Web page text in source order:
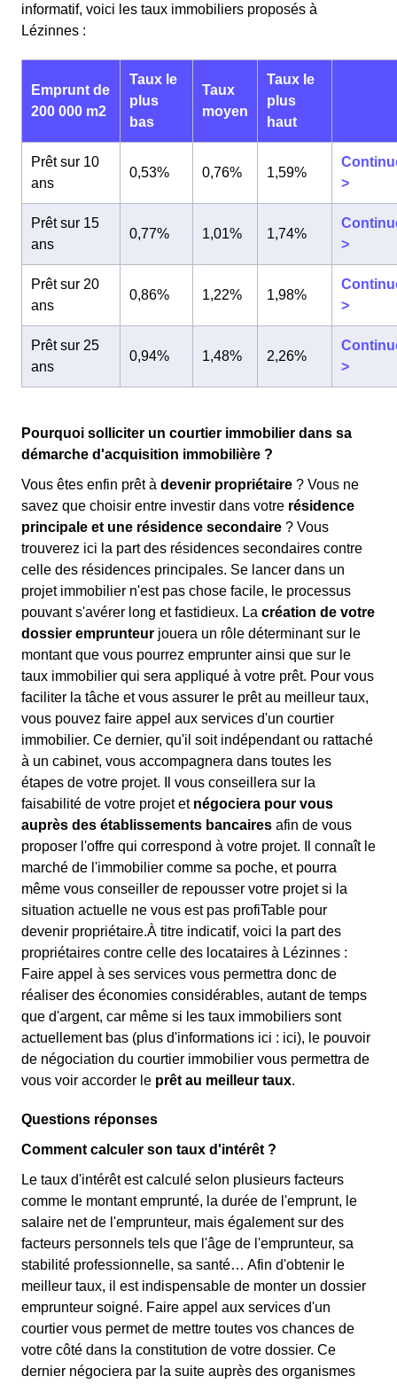
informatif, voici les taux immobiliers proposés à
Lézinnes :
Emprunt de
200 000 m2
Taux le
plus
bas
Taux
moyen
Taux le
plus
haut
Prêt sur 10
ans
0,53% 0,76% 1,59%
>
Prêt sur 15
ans
0,77% 1,01% 1,74%
>
Prêt sur 20
ans
0,86% 1,22% 1,98%
>
Prêt sur 25
ans
0,94% 1,48% 2,26%
>
Pourquoi solliciter un courtier immobilier dans sa
démarche d'acquisition immobilière ?
Vous êtes enfin prêt à devenir propriétaire ? Vous ne
savez que choisir entre investir dans votre résidence
principale et une résidence secondaire ? Vous
trouverez ici la part des résidences secondaires contre
celle des résidences principales. Se lancer dans un
projet immobilier n'est pas chose facile, le processus
pouvant s'avérer long et fastidieux. La création de votre
dossier emprunteur jouera un rôle déterminant sur le
montant que vous pourrez emprunter ainsi que sur le
taux immobilier qui sera appliqué à votre prêt. Pour vous
faciliter la tâche et vous assurer le prêt au meilleur taux,
vous pouvez faire appel aux services d'un courtier
immobilier. Ce dernier, qu'il soit indépendant ou rattaché
à un cabinet, vous accompagnera dans toutes les
étapes de votre projet. Il vous conseillera sur la
faisabilité de votre projet et négociera pour vous
auprès des établissements bancaires afin de vous
proposer l'offre qui correspond à votre projet. Il connaît le
marché de l'immobilier comme sa poche, et pourra
même vous conseiller de repousser votre projet si la
situation actuelle ne vous est pas profiTable pour
devenir propriétaire.À titre indicatif, voici la part des
propriétaires contre celle des locataires à Lézinnes :
Faire appel à ses services vous permettra donc de
réaliser des économies considérables, autant de temps
que d'argent, car même si les taux immobiliers sont
actuellement bas (plus d'informations ici : ici), le pouvoir
de négociation du courtier immobilier vous permettra de
vous voir accorder le prêt au meilleur taux.
Questions réponses
Comment calculer son taux d'intérêt ?
Le taux d'intérêt est calculé selon plusieurs facteurs
comme le montant emprunté, la durée de l'emprunt, le
salaire net de l'emprunteur, mais également sur des
facteurs personnels tels que l'âge de l'emprunteur, sa
stabilité professionnelle, sa santé… Afin d'obtenir le
meilleur taux, il est indispensable de monter un dossier
emprunteur soigné. Faire appel aux services d'un
courtier vous permet de mettre toutes vos chances de
votre côté dans la constitution de votre dossier. Ce
dernier négociera par la suite auprès des organismes